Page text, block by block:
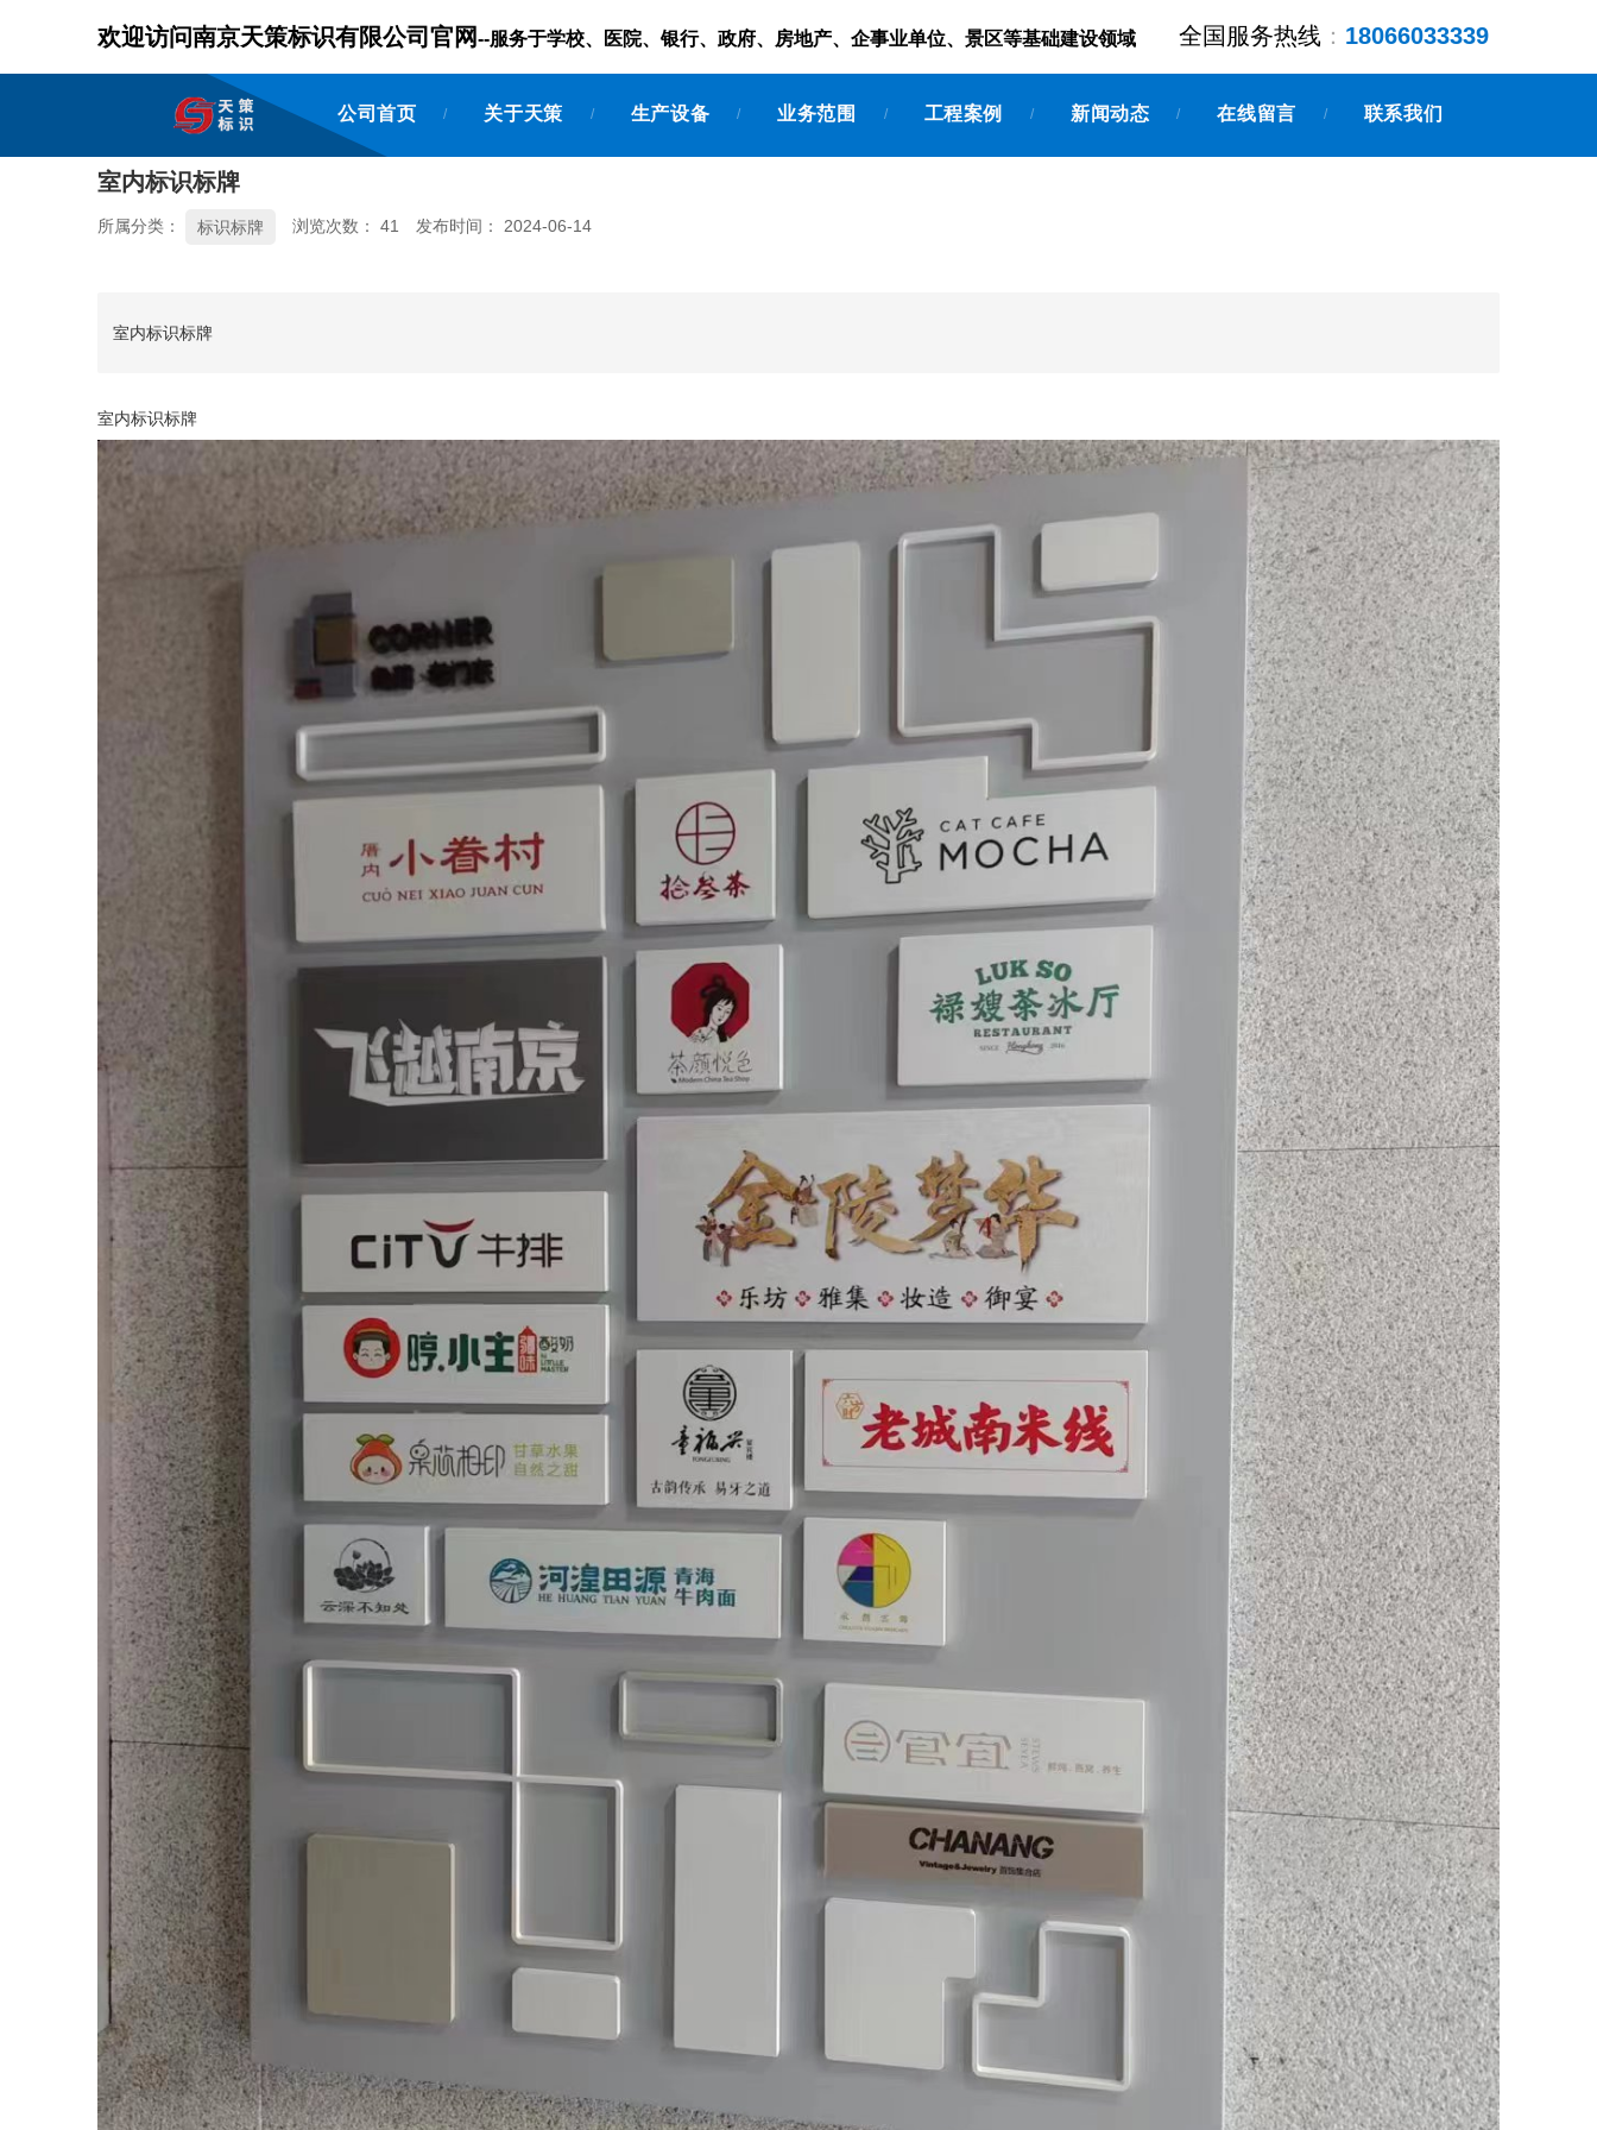
欢迎访问南京天策标识有限公司官网--服务于学校、医院、银行、政府、房地产、企事业单位、景区等基础建设领域 全国服务热线： 18066033339
公司首页 / 关于天策 / 生产设备 / 业务范围 / 工程案例 / 新闻动态 / 在线留言 / 联系我们
室内标识标牌
所属分类： 标识标牌 浏览次数： 41 发布时间： 2024-06-14
室内标识标牌
室内标识标牌